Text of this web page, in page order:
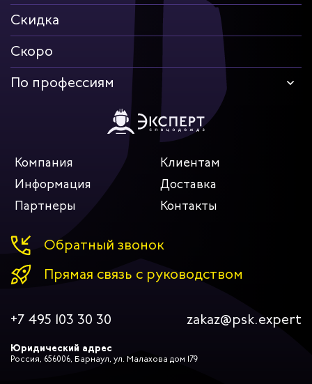
Скидка
Скоро
По профессиям
Компания
Клиентам
Информация
Доставка
Партнеры
Контакты
Обратный звонок
Прямая связь с руководством
+7 495 103 30 30 zakaz@psk.expert
Юридический адрес
Россия, 656006, Барнаул, ул. Малахова дом 179